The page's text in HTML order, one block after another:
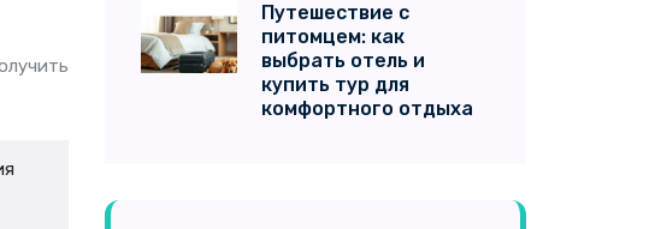
Путешествие с
питомцем: как
выбрать отель и
купить тур для
комфортного отдыха